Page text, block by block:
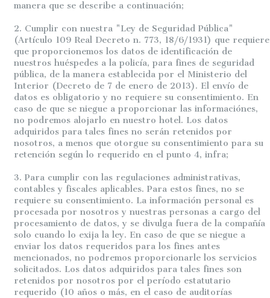
manera que se describe a continuación;
2. Cumplir con nuestra "Ley de Seguridad Pública"
(Artículo 109 Real Decreto n. 773, 18/6/1931) que requiere
que proporcionemos los datos de identificación de
nuestros huéspedes a la policía, para fines de seguridad
pública, de la manera establecida por el Ministerio del
Interior (Decreto de 7 de enero de 2013). El envío de
datos es obligatorio y no requiere su consentimiento. En
caso de que se niegue a proporcionar las informaciónes,
no podremos alojarlo en nuestro hotel. Los datos
adquiridos para tales fines no serán retenidos por
nosotros, a menos que otorgue su consentimiento para su
retención según lo requerido en el punto 4, infra;
3. Para cumplir con las regulaciones administrativas,
contables y fiscales aplicables. Para estos fines, no se
requiere su consentimiento. La información personal es
procesada por nosotros y nuestras personas a cargo del
procesamiento de datos, y se divulga fuera de la compañía
solo cuando lo exija la ley. En caso de que se niegue a
enviar los datos requeridos para los fines antes
mencionados, no podremos proporcionarle los servicios
solicitados. Los datos adquiridos para tales fines son
retenidos por nosotros por el período estatutario
requerido (10 años o más, en el caso de auditorías